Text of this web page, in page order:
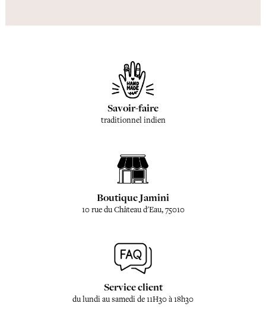
Savoir-faire
traditionnel indien
Boutique Jamini
10 rue du Château d'Eau, 75010
Service client
du lundi au samedi de 11H30 à 18h30